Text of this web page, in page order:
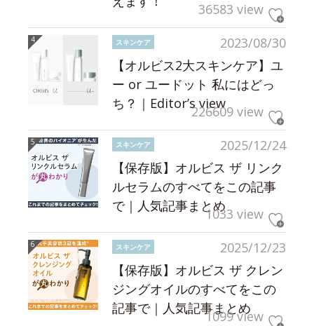
36583 view
2023/08/30
スキンケア
【オルビス2大スキンケア】ユ
ー or ユードット 私にはどっ
ち？｜Editor’s view226609 view
2025/12/24
スキンケア
【保存版】オルビス ザ リンク
ルセラムのすべてをこの記事
で｜人気記事まとめ1033 view
2025/12/23
スキンケア
【保存版】オルビス ザ クレン
ジングオイルのすべてをこの
記事で｜人気記事まとめ
1099 view